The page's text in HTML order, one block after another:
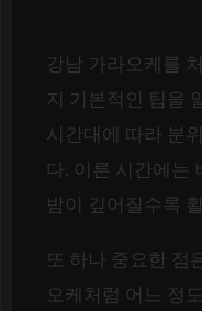
강남 가라오케를
지 기본적인 팁을
시간대에 따라 분
다. 이른 시간에는
밤이 깊어질수록
또 하나 중요한 점
오케처럼 어느 정